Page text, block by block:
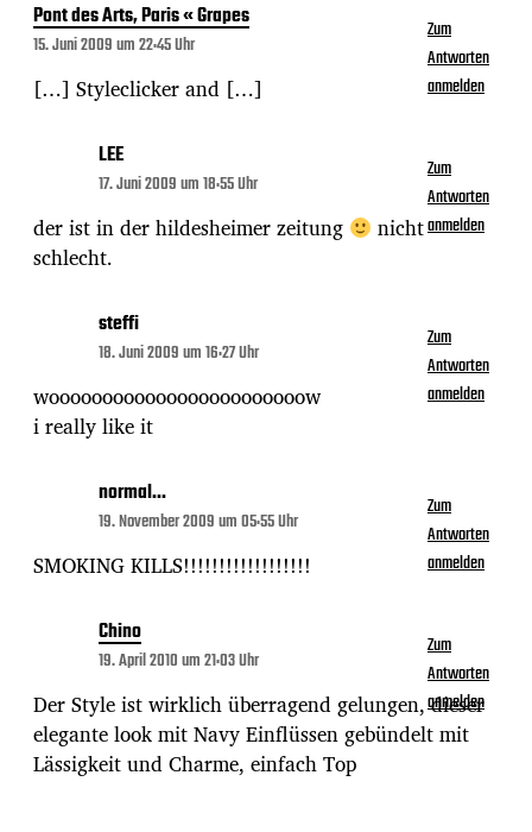
Pont des Arts, Paris « Grapes
15. Juni 2009 um 22:45 Uhr
[…] Styleclicker and […]
Zum
Antworten
anmelden
LEE
17. Juni 2009 um 18:55 Uhr
der ist in der hildesheimer zeitung
nicht
schlecht.
Zum
Antworten
anmelden
steffi
18. Juni 2009 um 16:27 Uhr
woooooooooooooooooooooooow
i really like it
Zum
Antworten
anmelden
normal...
19. November 2009 um 05:55 Uhr
SMOKING KILLS!!!!!!!!!!!!!!!!!!
Zum
Antworten
anmelden
Chino
19. April 2010 um 21:03 Uhr
Der Style ist wirklich überragend gelungen, dieser
elegante look mit Navy Einflüssen gebündelt mit
Lässigkeit und Charme, einfach Top
Zum
Antworten
anmelden